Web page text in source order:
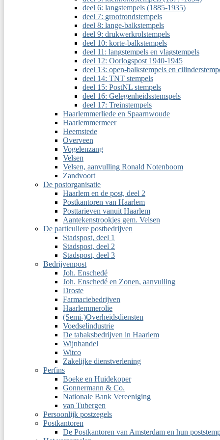
deel 6: langstempels (1885-1935)
deel 7: grootrondstempels
deel 8: lange-balkstempels
deel 9: drukwerkrolstempels
deel 10: korte-balkstempels
deel 11: langstempels en vlagstempels
deel 12: Oorlogspost 1940-1945
deel 13: open-balkstempels en
deel 14: TNT stempels
deel 15: PostNL stempels
deel 16: Gelegenheidsstemspels
deel 17: Treinstempels
Haarlemmerliede en Spaarnwoude
Haarlemmermeer
Heemstede
Overveen
Vogelenzang
Velsen
Velsen, aanvulling Ronald Notenboom
Zandvoort
De postorganisatie
Haarlem en de post, deel 2
Postkantoren van Haarlem
Posttarieven vanuit Haarlem
Aantekenstrookjes gem. Velsen
De particuliere postbedrijven
Stadspost, deel 1
Stadspost, deel 2
Stadspost, deel 3
Bedrijvenpost
Joh. Enschedé
Joh. Enschedé en Zonen, aanvulling
Droste
Farmaciebedrijven
Haarlemmerolie
(Semi-)Overheidsdiensten
Voedselindustrie
De tabaksbedrijven in Haarlem
Wijnhandel
Witco
Zakelijke dienstverlening
Perfins
Boeke en Huidekoper
Gonnermann & Co.
Nationale Bank Vereeniging
van Tubergen
Persoonlijk postzegels
Postkantoren
De Postkantoren van Amsterdam en hun